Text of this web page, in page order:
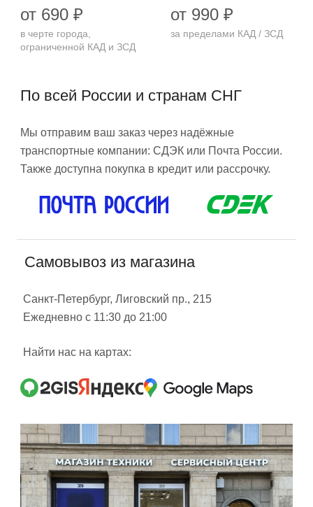
от 690 ₽
в черте города,
ограниченной КАД и ЗСД
от 990 ₽
за пределами КАД / ЗСД
По всей России и странам СНГ
Мы отправим ваш заказ через надёжные
транспортные компании: СДЭК или Почта России.
Также доступна покупка в кредит или рассрочку.
Самовывоз из магазина
Санкт-Петербург, Лиговский пр., 215
Ежедневно с 11:30 до 21:00
Найти нас на картах: